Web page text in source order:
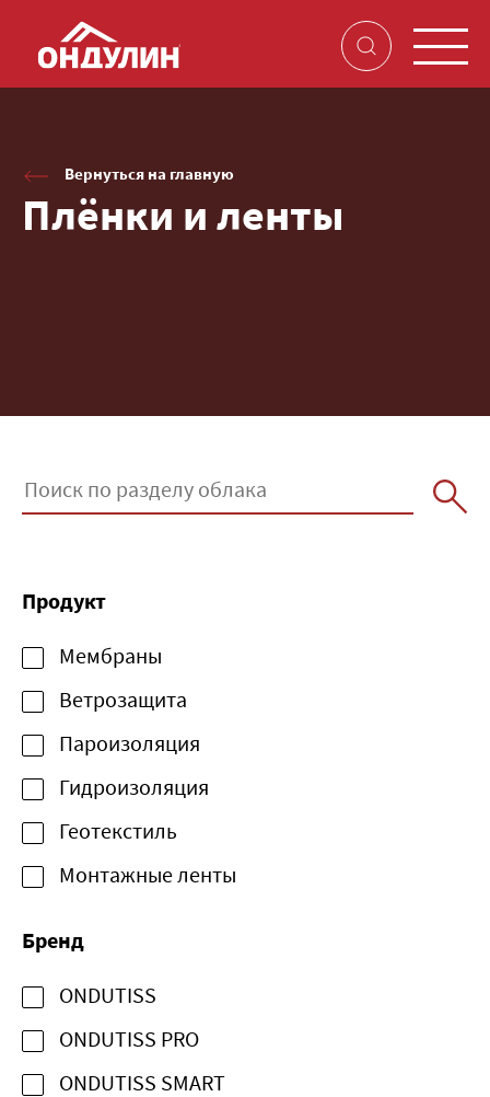
Плёнки и ленты
Вернуться на главную
Продукт
Мембраны
Ветрозащита
Пароизоляция
Гидроизоляция
Геотекстиль
Монтажные ленты
Бренд
ONDUTISS
ONDUTISS PRO
ONDUTISS SMART